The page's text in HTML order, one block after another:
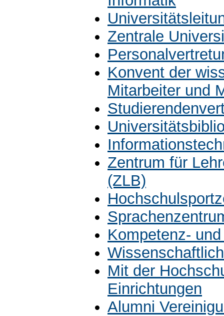
Zentrale
Konvent der
Mitarbeiter und
Zentrum für
(ZLB)
Kompetenz-
Mit der
Einrichtungen
Alumni